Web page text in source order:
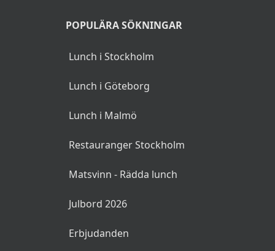
POPULÄRA SÖKNINGAR
Lunch i Stockholm
Lunch i Göteborg
Lunch i Malmö
Restauranger Stockholm
Matsvinn - Rädda lunch
Julbord 2026
Erbjudanden